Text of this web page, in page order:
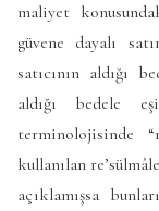
maliyet
güvene dayalı
satıcının aldığı
aldığı bedele
terminolojisinde
kullanılan
açıklamışsa